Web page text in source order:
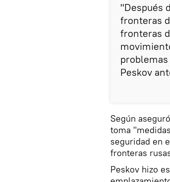
"Después
fronteras
fronteras
Peskov
Según
toma
seguridad en
fronteras
Peskov hizo